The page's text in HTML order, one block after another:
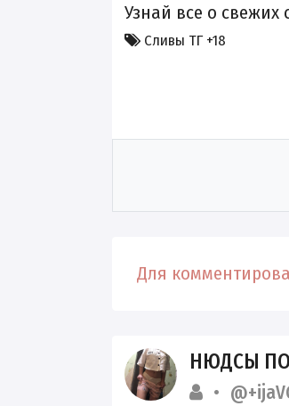
Узнай все о
Сливы ТГ +18
Для
НЮДСЫ